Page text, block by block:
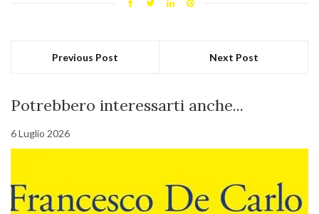
Previous Post Next Post
Potrebbero interessarti anche...
6 Luglio 2026